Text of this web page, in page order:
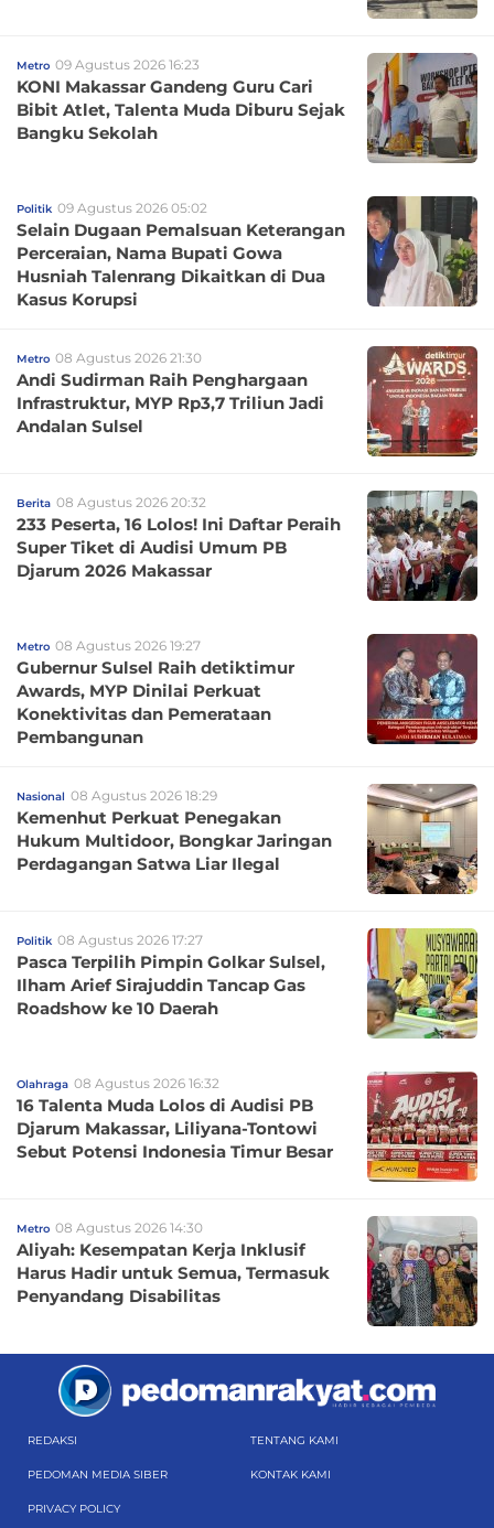
Metro 09 Agustus 2026 16:23
KONI Makassar Gandeng Guru Cari
Bibit Atlet, Talenta Muda Diburu Sejak
Bangku Sekolah
Politik 09 Agustus 2026 05:02
Selain Dugaan Pemalsuan Keterangan
Perceraian, Nama Bupati Gowa
Husniah Talenrang Dikaitkan di Dua
Kasus Korupsi
Metro 08 Agustus 2026 21:30
Andi Sudirman Raih Penghargaan
Infrastruktur, MYP Rp3,7 Triliun Jadi
Andalan Sulsel
Berita 08 Agustus 2026 20:32
233 Peserta, 16 Lolos! Ini Daftar Peraih
Super Tiket di Audisi Umum PB
Djarum 2026 Makassar
Metro 08 Agustus 2026 19:27
Gubernur Sulsel Raih detiktimur
Awards, MYP Dinilai Perkuat
Konektivitas dan Pemerataan
Pembangunan
Nasional 08 Agustus 2026 18:29
Kemenhut Perkuat Penegakan
Hukum Multidoor, Bongkar Jaringan
Perdagangan Satwa Liar Ilegal
Politik 08 Agustus 2026 17:27
Pasca Terpilih Pimpin Golkar Sulsel,
Ilham Arief Sirajuddin Tancap Gas
Roadshow ke 10 Daerah
Olahraga 08 Agustus 2026 16:32
16 Talenta Muda Lolos di Audisi PB
Djarum Makassar, Liliyana-Tontowi
Sebut Potensi Indonesia Timur Besar
Metro 08 Agustus 2026 14:30
Aliyah: Kesempatan Kerja Inklusif
Harus Hadir untuk Semua, Termasuk
Penyandang Disabilitas
REDAKSI TENTANG KAMI
PEDOMAN MEDIA SIBER KONTAK KAMI
PRIVACY POLICY